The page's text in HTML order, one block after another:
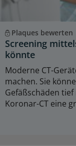
Plaques bewerten
Screening
könnte
Moderne CT-
machen. Sie
Gefäßschäden
Koronar-CT eine